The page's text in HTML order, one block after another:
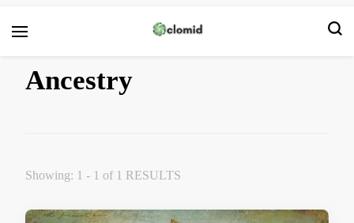
Ancestry
Showing: 1 - 1 of 1 RESULTS